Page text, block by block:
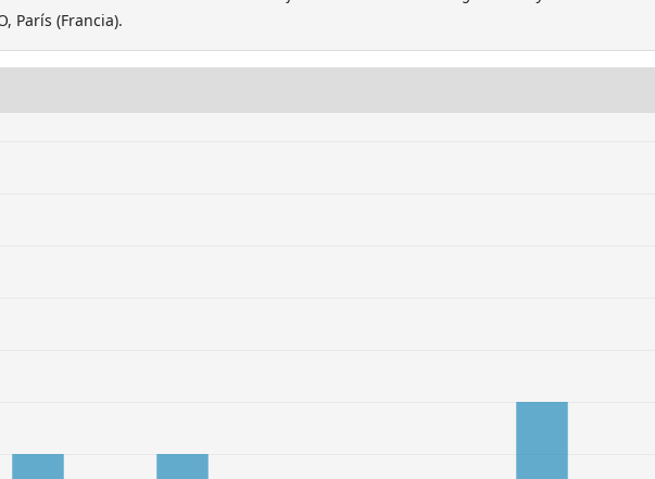
París (Francia).